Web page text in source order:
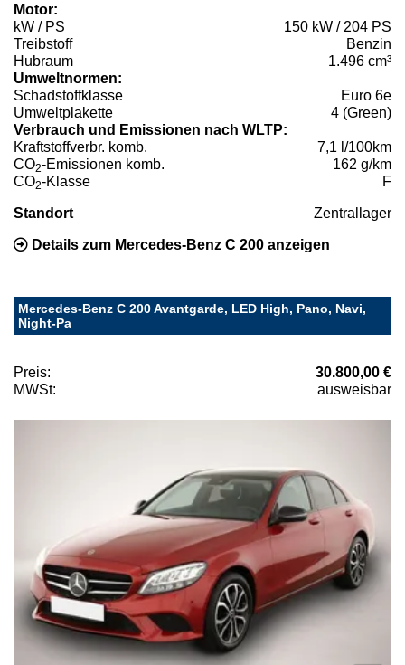
Motor:
kW / PS
150 kW / 204 PS
Treibstoff
Benzin
Hubraum
1.496 cm³
Umweltnormen:
Schadstoffklasse
Euro 6e
Umweltplakette
4 (Green)
Verbrauch und Emissionen nach WLTP:
Kraftstoffverbr. komb.
7,1 l/100km
CO2-Emissionen komb.
162 g/km
CO2-Klasse F
Standort Zentrallager
Details zum Mercedes-Benz C 200 anzeigen
Mercedes-Benz C 200 Avantgarde, LED High, Pano, Navi,
Night-Pa
Preis:
30.800,00 €
MWSt:
ausweisbar